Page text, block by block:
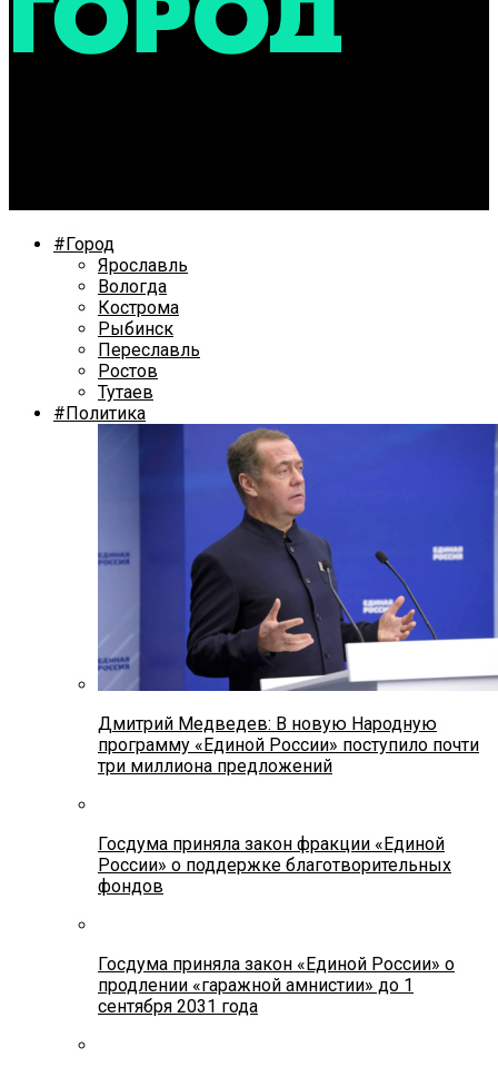
#Город
Ярославль
Вологда
Кострома
Рыбинск
Переславль
Ростов
Тутаев
#Политика
Дмитрий Медведев: В новую Народную
программу «Единой России» поступило почти
три миллиона предложений
Госдума приняла закон фракции «Единой
России» о поддержке благотворительных
фондов
Госдума приняла закон «Единой России» о
продлении «гаражной амнистии» до 1
сентября 2031 года